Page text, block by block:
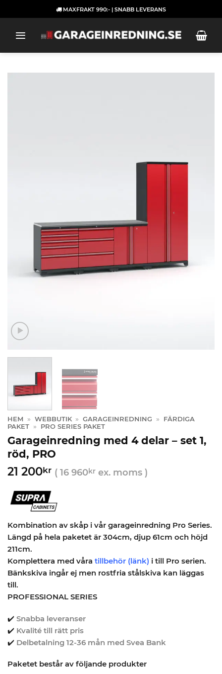
to
MAXFRAKT 990:- | SNABB LEVERANS
HEM » WEBBUTIK » GARAGEINREDNING »
FÄRDIGA
PAKET » PRO SERIES PAKET
Garageinredning med 4 delar – set 1,
röd, PRO
21 200kr ( 16 960kr ex. moms )
Kombination av skåp i vår garageinredning Pro Series.
Längd på hela paketet är 304cm, djup 61cm och höjd
211cm.
Komplettera med våra tillbehör (länk) i till Pro serien.
Bänkskiva ingår ej men rostfria stålskiva kan läggas
till.
PROFESSIONAL SERIES
✔️ Snabba leveranser
✔️ Kvalité till rätt pris
✔️ Delbetalning 12-36 mån med Svea Bank
Paketet består av följande produkter